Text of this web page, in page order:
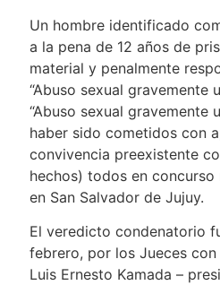
Un hombre identificado
a la pena de 12 años de
material y penalmente
“Abuso sexual gravemente
“Abuso sexual gravemente
haber sido cometidos con
convivencia preexistente
hechos) todos en concurso
en San Salvador de Jujuy.
El veredicto condenatorio
febrero, por los Jueces
Luis Ernesto Kamada –